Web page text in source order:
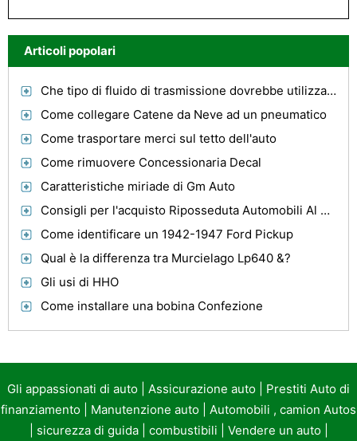
Articoli popolari
Che tipo di fluido di trasmissione dovrebbe utilizzare?
Come collegare Catene da Neve ad un pneumatico
Come trasportare merci sul tetto dell'auto
Come rimuovere Concessionaria Decal
Caratteristiche miriade di Gm Auto
Consigli per l'acquisto Riposseduta Automobili Al Aste Auto
Come identificare un 1942-1947 Ford Pickup
Qual è la differenza tra Murcielago Lp640 &?
Gli usi di HHO
Come installare una bobina Confezione
Gli appassionati di auto Assicurazione auto
Prestiti Auto di
finanziamento
Manutenzione auto
Automobili , camion Autos
sicurezza di guida| combustibili Vendere un auto|